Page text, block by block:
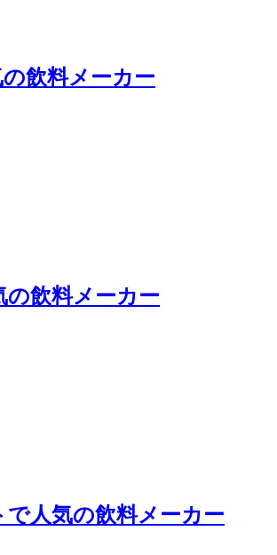
飲料メーカー
の飲料メーカー
人気の飲料メーカー